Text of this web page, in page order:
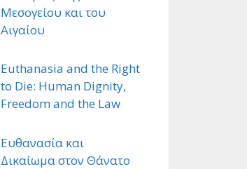
Μεσογείου και του
Αιγαίου
Euthanasia and the Right
to Die: Human Dignity,
Freedom and the Law
Ευθανασία και
Δικαίωμα στον Θάνατο